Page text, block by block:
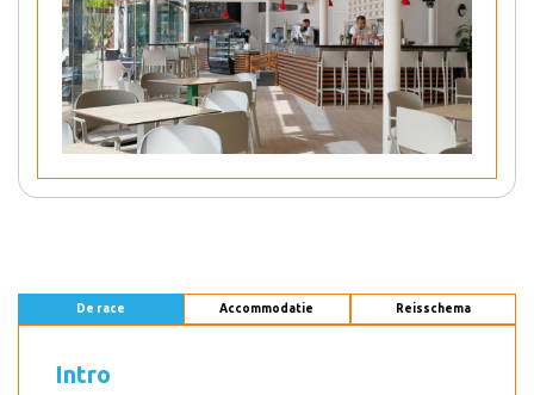
De race Accommodatie Reisschema
Intro